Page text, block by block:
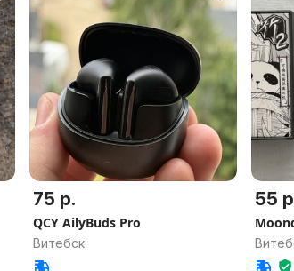
75 р.
QCY AilyBuds Pro
Витебск
55